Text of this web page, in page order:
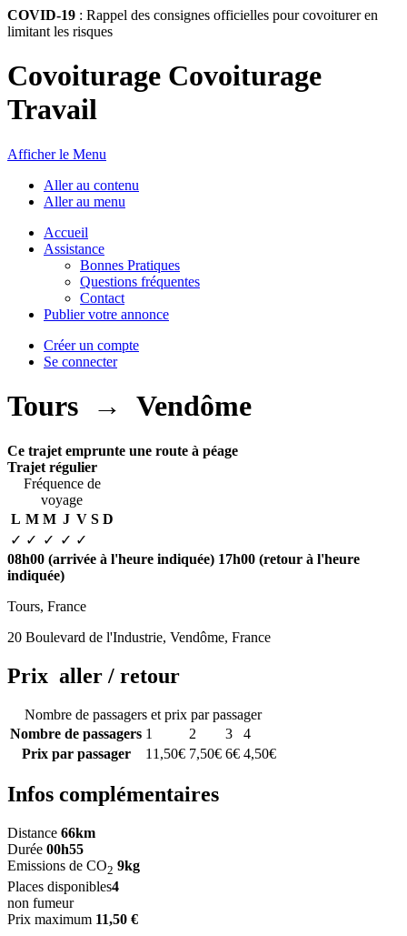
COVID-19 : Rappel des consignes officielles pour covoiturer en
limitant les risques
Covoiturage Covoiturage
Travail
Afficher le Menu
Aller au contenu
Aller au menu
Accueil
Assistance
Bonnes Pratiques
Questions fréquentes
Contact
Publier votre annonce
Créer un compte
Se connecter
Tours → Vendôme
Ce trajet emprunte une route à péage
Trajet régulier
Fréquence de
voyage
L M M J V S D
✓ ✓ ✓ ✓ ✓
08h00 (arrivée à l'heure indiquée) 17h00 (retour à l'heure
indiquée)
Tours, France
20 Boulevard de l'Industrie, Vendôme, France
Prix aller / retour
Nombre de passagers et prix par passager
Nombre de passagers 1 2 3
4
Prix par passager
11,50€ 7,50€ 6€ 4,50€
Infos complémentaires
Distance 66km
Durée 00h55
Emissions de CO2 9kg
Places disponibles4
non fumeur
Prix maximum 11,50 €